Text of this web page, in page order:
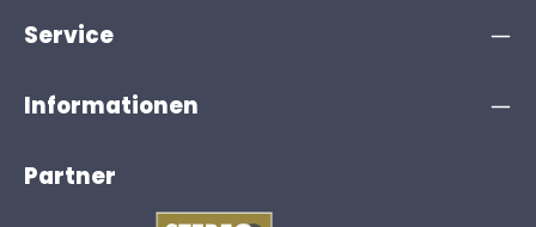
Service
Informationen
Partner